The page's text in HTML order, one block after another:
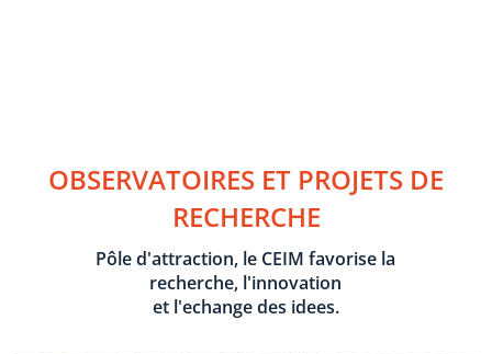
OBSERVATOIRES ET PROJETS DE
RECHERCHE
Pôle d'attraction, le CEIM favorise la
recherche, l'innovation
et l'echange des idees.